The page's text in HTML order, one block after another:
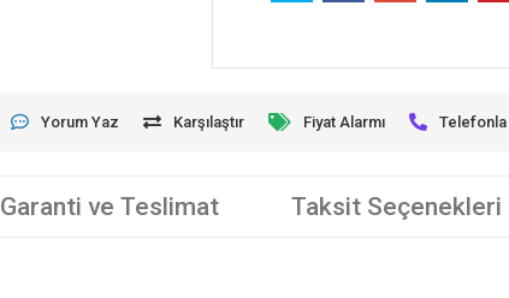
Yorum Yaz Karşılaştır Fiyat Alarmı Telefonla
Garanti ve Teslimat Taksit Seçenekleri